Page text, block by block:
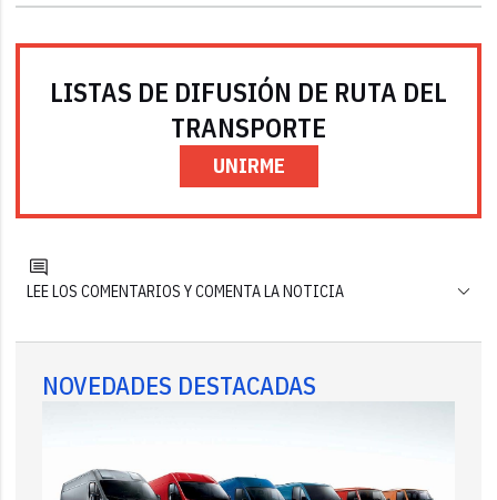
LISTAS DE DIFUSIÓN DE RUTA DEL
TRANSPORTE
UNIRME
LEE LOS COMENTARIOS Y COMENTA LA NOTICIA
NOVEDADES DESTACADAS